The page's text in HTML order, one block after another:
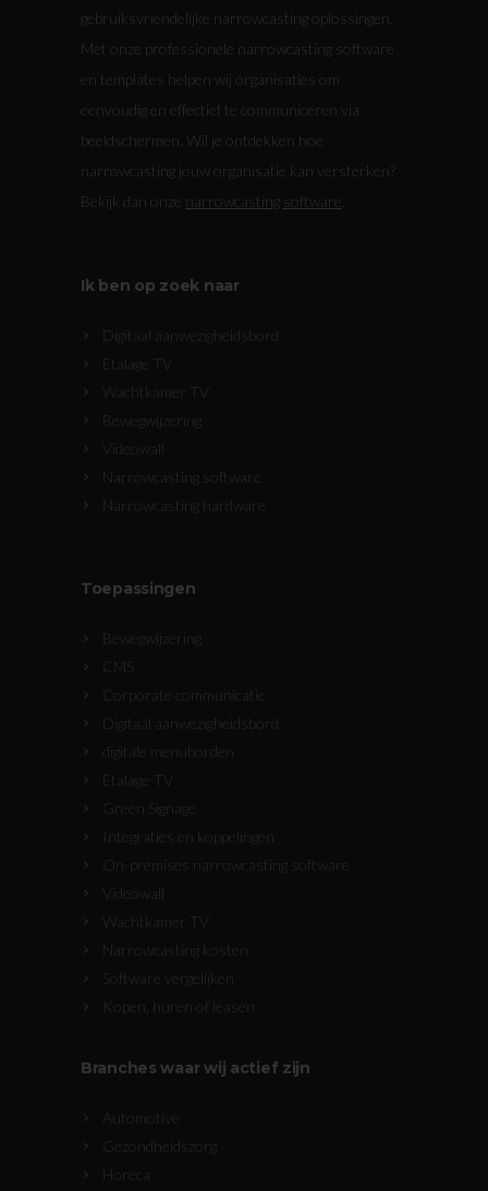
gebruiksvriendelijke narrowcasting oplossingen.
Met onze professionele narrowcasting software
en templates helpen wij organisaties om
eenvoudig en effectief te communiceren via
beeldschermen. Wil je ontdekken hoe
narrowcasting jouw organisatie kan versterken?
Bekijk dan onze narrowcasting software
Ik ben op zoek naar
Digitaal aanwezigheidsbord
Etalage TV
Wachtkamer TV
Bewegwijzering
Videowall
Narrowcasting software
Narrowcasting hardware
Toepassingen
Bewegwijzering
CMS
Corporate communicatie
Digitaal aanwezigheidsbord
digitale menuborden
Etalage-TV
Green Signage
Integraties en koppelingen
On-premises narrowcasting software
Videowall
Wachtkamer TV
Narrowcasting kosten
Software vergelijken
Kopen, huren of leasen
Branches waar wij actief zijn
Automotive
Gezondheidszorg
Horeca